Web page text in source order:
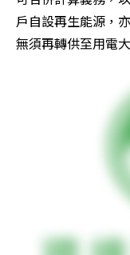
戶自設再生能源，
無須再轉供至用電